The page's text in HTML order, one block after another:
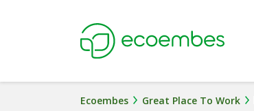
Ecoembes Great Place To Work